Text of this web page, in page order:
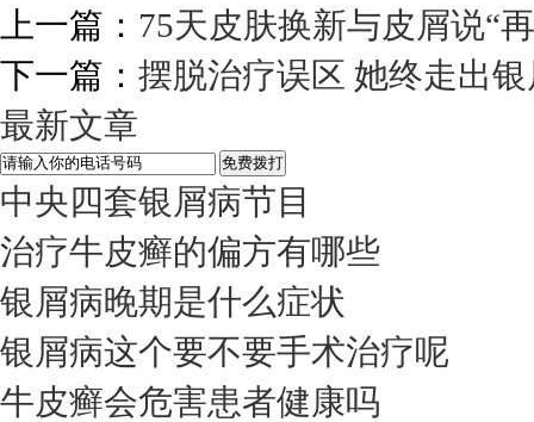
上一篇： 75天皮肤换新与皮屑说“
下一篇： 摆脱治疗误区 她终走出
最新文章
中央四套银屑病节目
治疗牛皮癣的偏方有哪些
银屑病晚期是什么症状
银屑病这个要不要手术治疗呢
牛皮癣会危害患者健康吗